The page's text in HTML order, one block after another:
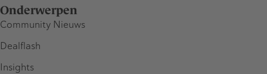
Onderwerpen
Community Nieuws
Dealflash
Insights